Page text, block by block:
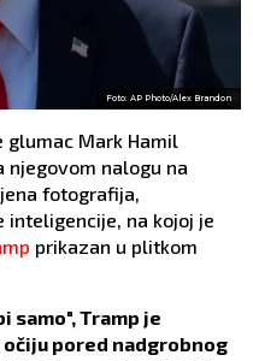
Foto: AP Photo/Alex Brandon
glumac Mark Hamil
njegovom nalogu na
fotografija,
inteligencije, na kojoj je
prikazan u plitkom
samo", Tramp je
pored nadgrobnog